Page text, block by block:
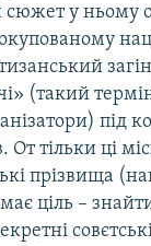
у ньому
(такий
під
От тільки ці
прізвища
ціль –